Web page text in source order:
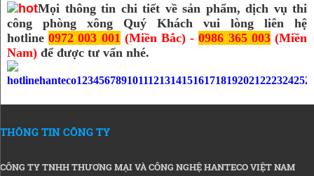
Mọi thông tin chi tiết về sản phẩm, dịch vụ thi
công phòng xông Quý Khách vui lòng liên hệ
hotline0972 003 001 (Miền Bắc) -0986 365 003(Miền
Nam) để được tư vấn nhé.
THÔNG TIN CÔNG TY
CÔNG TY TNHH THƯƠNG MẠI VÀ CÔNG NGHỆ HANTECO VIỆT NAM